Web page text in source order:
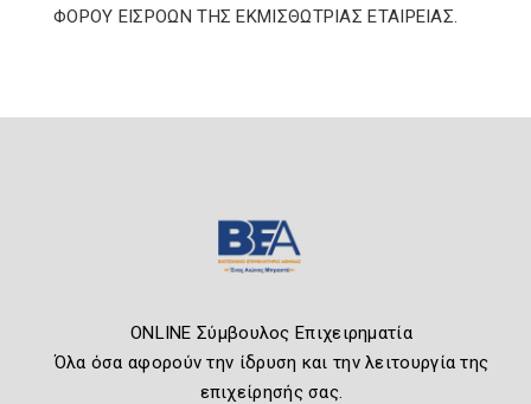
ΦΟΡΟΥ ΕΙΣΡΟΩΝ ΤΗΣ ΕΚΜΙΣΘΩΤΡΙΑΣ ΕΤΑΙΡΕΙΑΣ.
ONLINE Σύμβουλος Επιχειρηματία
Όλα όσα αφορούν την ίδρυση και την λειτουργία της
επιχείρησής σας.